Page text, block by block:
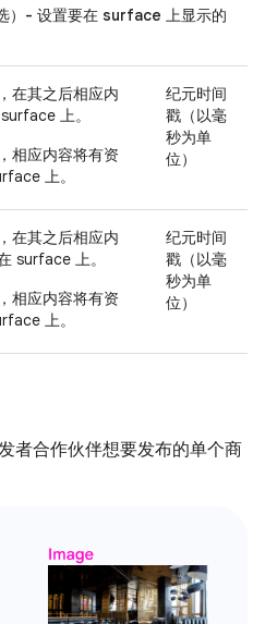
）- 设置要在 surface 上显示的
在其之后相应内
上。
相应内容将有资
上。
纪元时间
戳（以毫
秒为单
位）
在其之后相应内
surface 上。
相应内容将有资
上。
纪元时间
戳（以毫
秒为单
位）
者合作伙伴想要发布的单个商